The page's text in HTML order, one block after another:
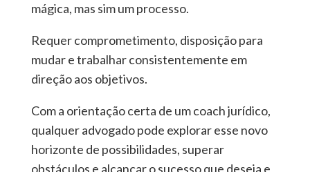
mágica, mas sim um processo.
Requer comprometimento, disposição para
mudar e trabalhar consistentemente em
direção aos objetivos.
Com a orientação certa de um coach jurídico,
qualquer advogado pode explorar esse novo
horizonte de possibilidades, superar
obstáculos e alcançar o sucesso que deseja e